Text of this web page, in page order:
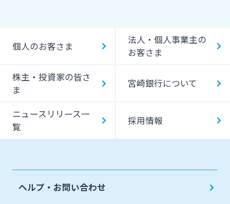
個人のお客さま
法人・個人事業主の
お客さま
株主・投資家の皆さ
ま
宮崎銀行について
ニュースリリース一
覧
採用情報
ヘルプ・お問い合わせ